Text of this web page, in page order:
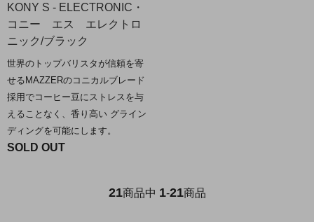
KONY S - ELECTRONIC・
コニー エス エレクトロ
ニック/ブラック
世界のトップバリスタが信頼を寄
せるMAZZERのコニカルブレード
採用でコーヒー豆にストレスを与
えることなく、香り高い グライン
ディングを可能にします。
SOLD OUT
21商品中 1-21商品